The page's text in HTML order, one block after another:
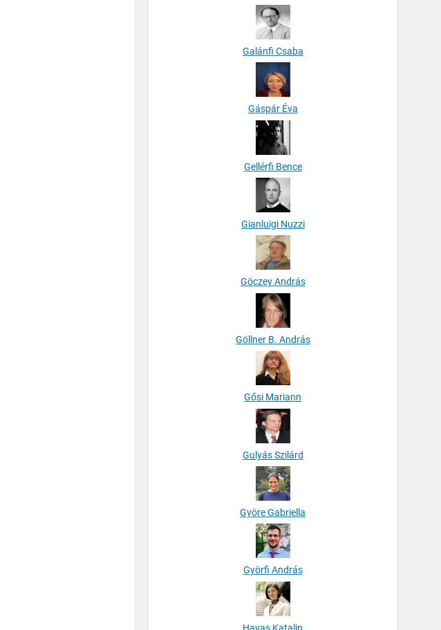
Galánfi Csaba
Gáspár Éva
Gellérfi Bence
Gianluigi Nuzzi
Göczey András
Göllner B. András
Gősi Mariann
Gulyás Szilárd
Györe Gabriella
Györfi András
Havas Katalin